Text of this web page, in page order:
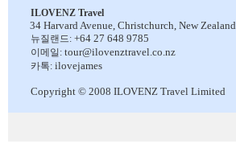
ILOVENZ Travel
34 Harvard Avenue, Christchurch, New Zealand
뉴질랜드: +64 27 648 9785
이메일: tour@ilovenztravel.co.nz
카톡: ilovejames
Copyright © 2008 ILOVENZ Travel Limited